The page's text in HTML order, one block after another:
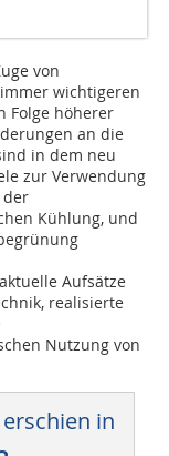
von
wichtigeren
Folge höherer
an die
in dem neu
zur Verwendung
der
Kühlung, und
Aufsätze
realisierte
Nutzung von
in